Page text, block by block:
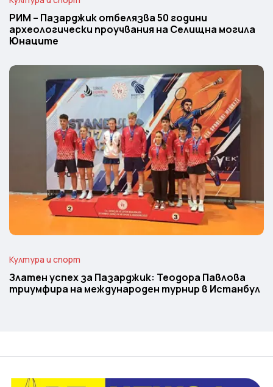
РИМ – Пазарджик отбелязва 50 години
археологически проучвания на Селищна могила
Юнаците
Култура и спорт
Златен успех за Пазарджик: Теодора Павлова
триумфира на международен турнир в Истанбул